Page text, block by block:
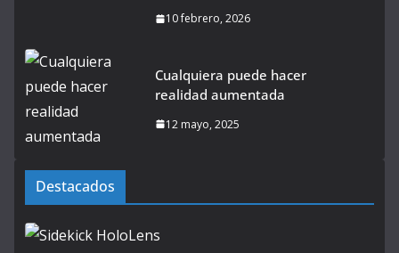
10 febrero, 2026
Cualquiera puede hacer
realidad aumentada
12 mayo, 2025
Destacados